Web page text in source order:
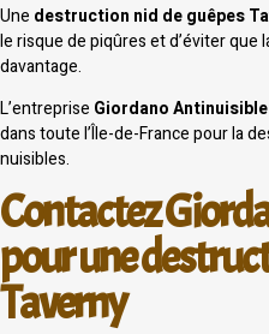
Une destruction nid de guêpes
le risque de piqûres et d’éviter que
davantage.
L’entreprise Giordano Antinuisible
dans toute l’Île-de-France pour la
nuisibles.
Contactez
pour une
Taverny